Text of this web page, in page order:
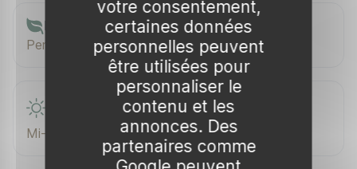
Feuillage
Persistant
Mi-ombre à ensoleillée
votre consentement,
certaines données
personnelles peuvent
être utilisées pour
personnaliser le
contenu et les
annonces. Des
partenaires comme